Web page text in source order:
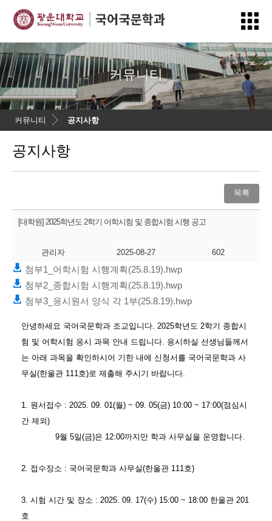
커뮤니티
커뮤니티 공지사항
공지사항
목록
[대학원] 2025학년도 2학기 어학시험 및 종합시험 시행 공고
관리자 2025-08-27 602
첨부1_어학시험 시행계획(25.8.19).hwp
첨부2_종합시험 시행계획(25.8.19).hwp
첨부3_응시원서 양식 각 1부(25.8.19).hwp
안녕하세요 국어국문학과 조교입니다. 2025학년도 2학기 종합시
험 및 어학시험 응시 과목 안내 드립니다. 응시하실 선생님들께서
는 아래 과목을 확인하시어 기한 내에 신청서를 국어국문학과 사
무실(한울관 111호)로 제출해 주시기 바랍니다.
1. 원서접수 : 2025. 09. 01(월) ~ 09. 05(금) 10:00 ~ 17:00(점심시
간 제외)
9월 5일(금)은 12:00까지만 학과 사무실을 운영합니다.
2. 접수장소 : 국어국문학과 사무실(한울관 111호)
3. 시험 시간 및 장소 : 2025. 09. 17(수) 15:00 ~ 18:00 한울관 201
호